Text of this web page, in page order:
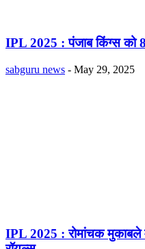
IPL 2025 : पंजाब किंग्स को
sabguru news - May 29, 2025
IPL 2025 : रोमांचक मुकाबले